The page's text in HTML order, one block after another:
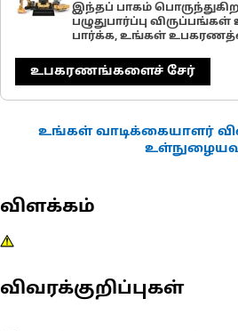
இந்தப் பாகம்
பழுதுபார்ப்பு
பார்க்க, உங்கள்
உபகரணங்களைச் சேர்
உங்கள் வாடிக்கையாளர்
விளக்கம்
விவரக்குறிப்புகள்